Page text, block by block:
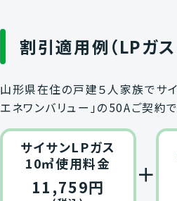
割引適用例（LPガ
山形県在住の戸建５人家族でサ
エネワンバリュー」の50Aご契約
サイサンLPガス
10㎥使用料金
11,759円 ＋